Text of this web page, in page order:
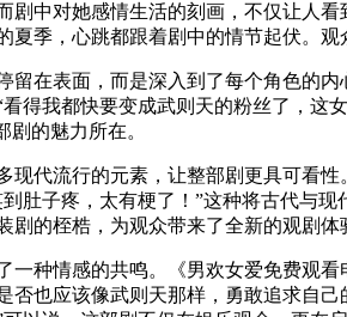
剧中对她感情生活的刻画，不仅让人
夏季，心跳都跟着剧中的情节起伏。
留在表面，而是深入到了每个角色的
得我都快要变成武则天的粉丝了，
剧的魅力所在。
现代流行的元素，让整部剧更具可看
肚子疼，太有梗了！”这种将古代与
剧的桎梏，为观众带来了全新的观剧体
一种情感的共鸣。《男欢女爱免费观
否也应该像武则天那样，勇敢追求自